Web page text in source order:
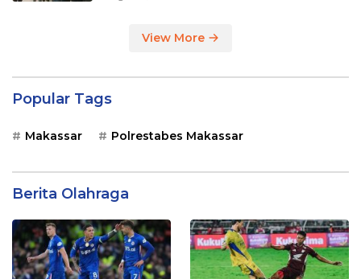
View More
Popular Tags
Makassar Polrestabes Makassar
Berita Olahraga